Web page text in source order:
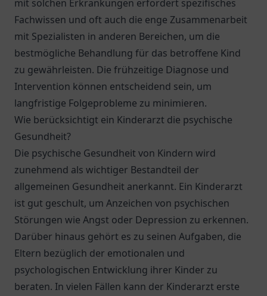
mit solchen Erkrankungen erfordert spezifisches
Fachwissen und oft auch die enge Zusammenarbeit
mit Spezialisten in anderen Bereichen, um die
bestmögliche Behandlung für das betroffene Kind
zu gewährleisten. Die frühzeitige Diagnose und
Intervention können entscheidend sein, um
langfristige Folgeprobleme zu minimieren.
Wie berücksichtigt ein Kinderarzt die psychische
Gesundheit?
Die psychische Gesundheit von Kindern wird
zunehmend als wichtiger Bestandteil der
allgemeinen Gesundheit anerkannt. Ein Kinderarzt
ist gut geschult, um Anzeichen von psychischen
Störungen wie Angst oder Depression zu erkennen.
Darüber hinaus gehört es zu seinen Aufgaben, die
Eltern bezüglich der emotionalen und
psychologischen Entwicklung ihrer Kinder zu
beraten. In vielen Fällen kann der Kinderarzt erste